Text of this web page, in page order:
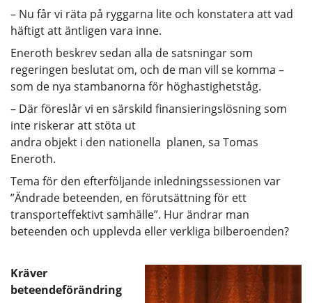
– Nu får vi räta på ryggarna lite och konstatera att vad
häftigt att äntligen vara inne.
Eneroth beskrev sedan alla de satsningar som
regeringen beslutat om, och de man vill se komma –
som de nya stambanorna för höghastighetståg.
– Där föreslår vi en särskild finansieringslösning som
inte riskerar att stöta ut
andra objekt i den nationella planen, sa Tomas
Eneroth.
Tema för den efterföljande inledningssessionen var
”Ändrade beteenden, en förutsättning för ett
transporteffektivt samhälle”. Hur ändrar man
beteenden och upplevda eller verkliga bilberoenden?
Kräver
beteendeförändring